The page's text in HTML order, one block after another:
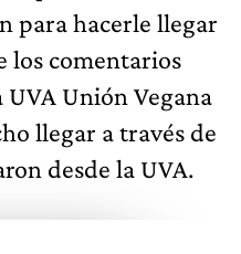
para hacerle llegar
los comentarios
Unión Vegana
llegar a través de
desde la UVA.